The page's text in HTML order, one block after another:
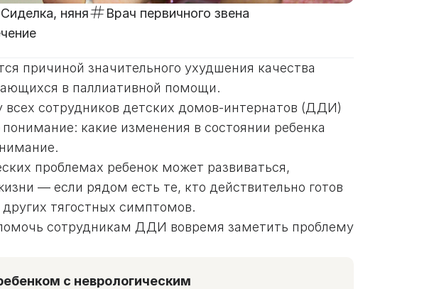
Сиделка, няня
Врач первичного звена
причиной значительного ухудшения качества
в паллиативной помощи.
всех сотрудников детских домов-интернатов (ДДИ)
какие изменения в состоянии ребенка
проблемах ребенок может развиваться,
— если рядом есть те, кто действительно готов
тягостных симптомов.
сотрудникам ДДИ вовремя заметить проблему
с неврологическим